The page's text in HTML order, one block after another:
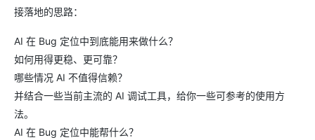
接落地的思路：
AI 在 Bug 定位中到底能用来做什么？
如何用得更稳、更可靠？
哪些情况 AI 不值得信赖？
并结合一些当前主流的 AI 调试工具，给你一些可参考的使用方
法。
AI 在 Bug 定位中能帮什么？